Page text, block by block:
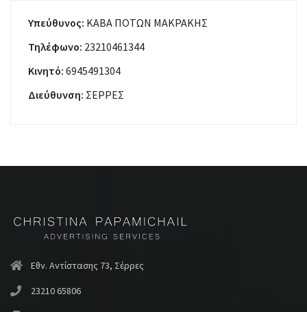
Υπεύθυνος: ΚΑΒΑ ΠΟΤΩΝ ΜΑΚΡΑΚΗΣ
Τηλέφωνο: 23210461344
Κινητό: 6945491304
Διεύθυνση: ΣΕΡΡΕΣ
Εθν. Αντίστασης 73, Σέρρες
23210 65806